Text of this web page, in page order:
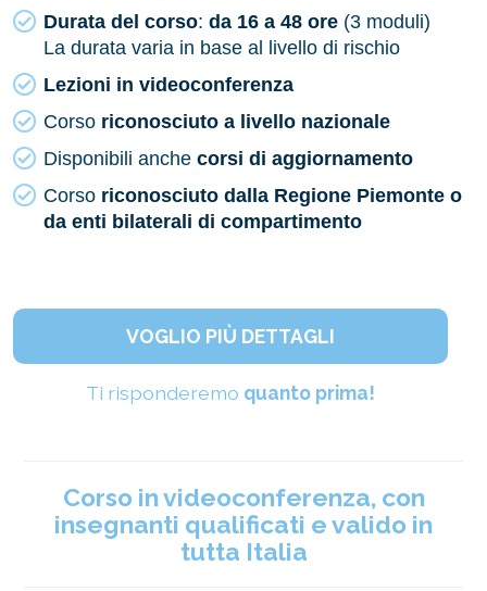
Durata del corso: da 16 a 48 ore (3 moduli)
La durata varia in base al livello di rischio
Lezioni in videoconferenza
Corso riconosciuto a livello nazionale
Disponibili anche corsi di aggiornamento
Corso riconosciuto dalla Regione Piemonte o
da enti bilaterali di compartimento
VOGLIO PIÙ DETTAGLI
Ti risponderemo quanto prima!
Corso in videoconferenza, con
insegnanti qualificati e valido in
tutta Italia